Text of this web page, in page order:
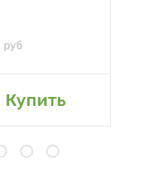
руб
Купить